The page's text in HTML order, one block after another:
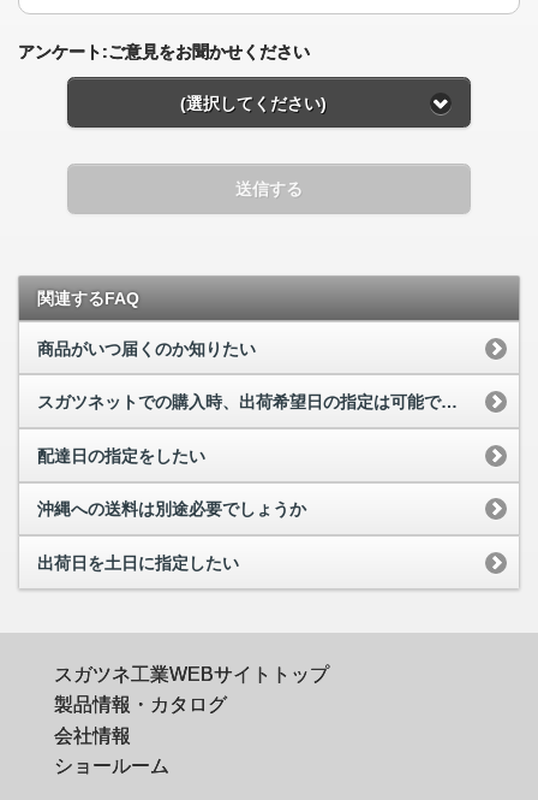
アンケート:ご意見をお聞かせください
(選択してください)
送信する
関連するFAQ
商品がいつ届くのか知りたい
スガツネットでの購入時、出荷希望日の指定は可能ですか
配達日の指定をしたい
沖縄への送料は別途必要でしょうか
出荷日を土日に指定したい
スガツネ工業WEBサイトトップ
製品情報・カタログ
会社情報
ショールーム